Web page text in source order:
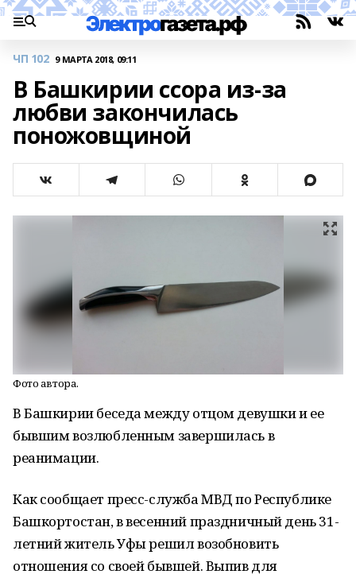
ЧП 102 9 МАРТА 2018, 09:11
В Башкирии ссора из-за
любви закончилась
поножовщиной
Фото автора.
В Башкирии беседа между отцом девушки и ее
бывшим возлюбленным завершилась в
реанимации.
Как сообщает пресс-служба МВД по Республике
Башкортостан, в весенний праздничный день 31-
летний житель Уфы решил возобновить
отношения со своей бывшей. Выпив для